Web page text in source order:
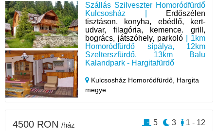
Szállás Szilveszter Homoródfürdő
Kulcsosház |
Erdőszélen
tisztáson, konyha, ebédlő, kert-
udvar, filagória, kemence. grill,
bogrács, játszóhely, parkoló | 1km
Homoródfürdő sípálya, 12km
Szelterszfürdő, 13km Balu
Kalandpark - Hargitafürdő
Kulcsosház Homoródfürdő, Hargita
megye
4500 RON /ház 1 - 12
3
5